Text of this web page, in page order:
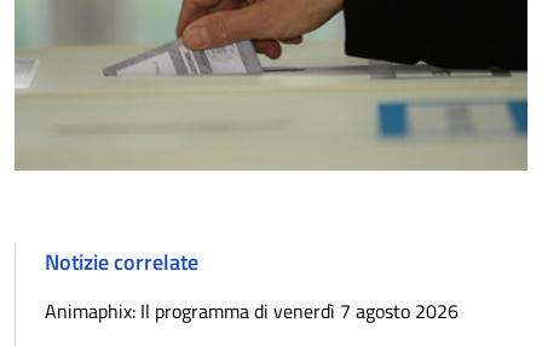
Notizie correlate
Animaphix: Il programma di venerdì 7 agosto 2026